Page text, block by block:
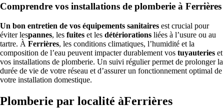
Comprendre vos installations de plomberie à Ferrières
Un bon entretien de vos équipements sanitaires est crucial pour
éviter lespannes, les fuites et les détériorations liées à l’usure ou au
tartre. À Ferrières, les conditions climatiques, l’humidité et la
composition de l’eau peuvent impacter durablement vos tuyauteries et
vos installations de plomberie. Un suivi régulier permet de prolonger la
durée de vie de votre réseau et d’assurer un fonctionnement optimal de
votre installation domestique.
Plomberie par localité àFerrières